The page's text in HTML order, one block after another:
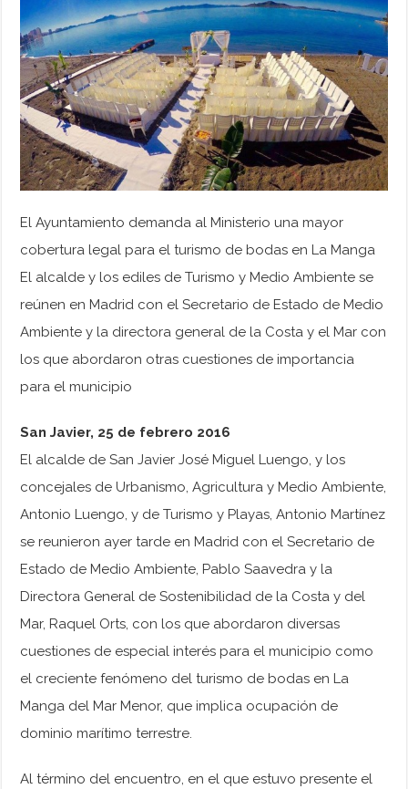
El Ayuntamiento demanda al Ministerio una mayor
cobertura legal para el turismo de bodas en La Manga
El alcalde y los ediles de Turismo y Medio Ambiente se
reúnen en Madrid con el Secretario de Estado de Medio
Ambiente y la directora general de la Costa y el Mar con
los que abordaron otras cuestiones de importancia
para el municipio
San Javier, 25 de febrero 2016
El alcalde de San Javier José Miguel Luengo, y los
concejales de Urbanismo, Agricultura y Medio Ambiente,
Antonio Luengo, y de Turismo y Playas, Antonio Martínez
se reunieron ayer tarde en Madrid con el Secretario de
Estado de Medio Ambiente, Pablo Saavedra y la
Directora General de Sostenibilidad de la Costa y del
Mar, Raquel Orts, con los que abordaron diversas
cuestiones de especial interés para el municipio como
el creciente fenómeno del turismo de bodas en La
Manga del Mar Menor, que implica ocupación de
dominio marítimo terrestre.
Al término del encuentro, en el que estuvo presente el